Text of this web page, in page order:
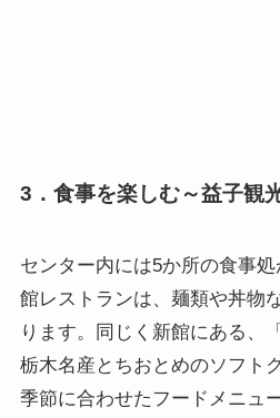
3．食事を楽しむ～益子観
センター内には5か所の食事
館レストランは、麺類や丼物
ります。同じく新館にある、
栃木名産とちおとめのソフト
季節に合わせたフードメニュ